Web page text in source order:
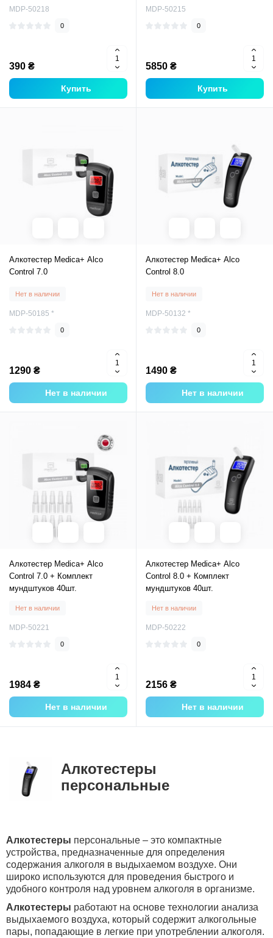
MDP-50218
0
390 ₴
Купить
MDP-50215
0
5850 ₴
Купить
Алкотестер Medica+ Alco
Control 7.0
Нет в наличии
MDP-50185 *
0
1290 ₴
Нет в наличии
Алкотестер Medica+ Alco
Control 8.0
Нет в наличии
MDP-50132 *
0
1490 ₴
Нет в наличии
Алкотестер Medica+ Alco
Control 7.0 + Комплект
мундштуков 40шт.
Нет в наличии
MDP-50221
0
1984 ₴
Нет в наличии
Алкотестер Medica+ Alco
Control 8.0 + Комплект
мундштуков 40шт.
Нет в наличии
MDP-50222
0
2156 ₴
Нет в наличии
Алкотестеры
персональные
Алкотестеры персональные – это компактные
устройства, предназначенные для определения
содержания алкоголя в выдыхаемом воздухе. Они
широко используются для проведения быстрого и
удобного контроля над уровнем алкоголя в организме.
Алкотестеры работают на основе технологии анализа
выдыхаемого воздуха, который содержит алкогольные
пары, попадающие в легкие при употреблении алкоголя.